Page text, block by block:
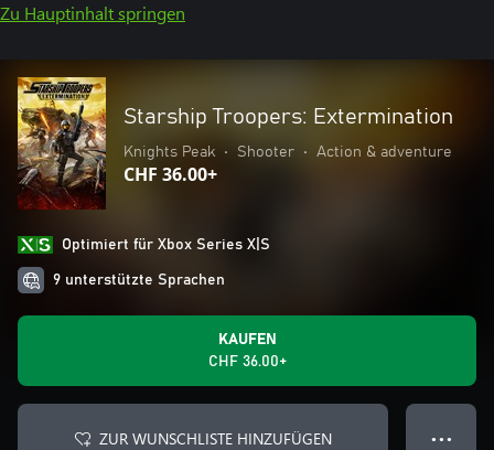
Zu Hauptinhalt springen
Starship Troopers: Extermination
Knights Peak • Shooter • Action & adventure
CHF 36.00+
Optimiert für Xbox Series X|S
9 unterstützte Sprachen
KAUFEN
CHF 36.00+
ZUR WUNSCHLISTE HINZUFÜGEN ● ● ●